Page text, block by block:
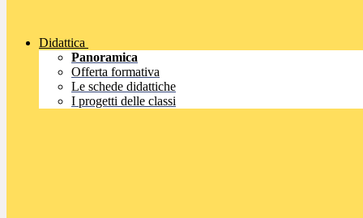
Didattica
Panoramica
Offerta formativa
Le schede didattiche
I progetti delle classi